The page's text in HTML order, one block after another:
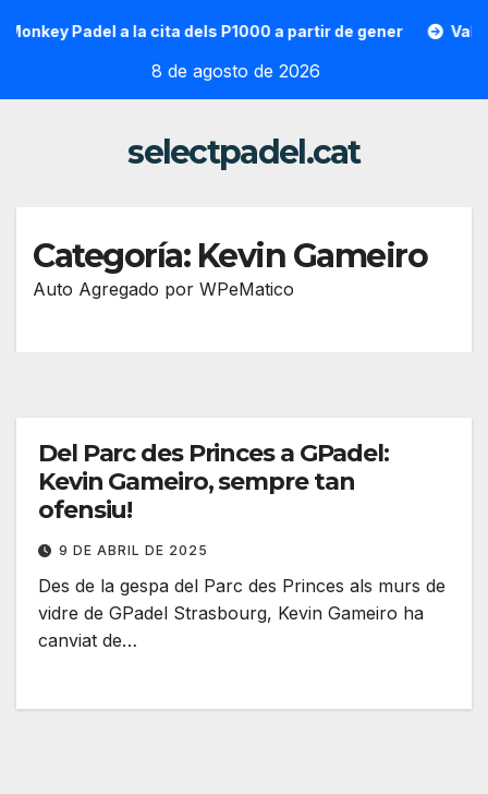
Padel a la cita dels P1000 a partir de gener Vallon
8 de agosto de 2026
selectpadel.cat
Categoría: Kevin Gameiro
Auto Agregado por WPeMatico
Del Parc des Princes a GPadel:
Kevin Gameiro, sempre tan
ofensiu!
9 DE ABRIL DE 2025
Des de la gespa del Parc des Princes als murs de
vidre de GPadel Strasbourg, Kevin Gameiro ha
canviat de…